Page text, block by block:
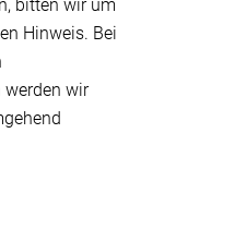
bitten wir um
Hinweis. Bei
werden wir